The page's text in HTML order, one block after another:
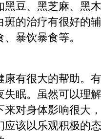
黑豆、黑芝麻、黑
斑的治疗有很好的
暴饮暴食等。
有很大的帮助。有
失眠。虽然可以理
来对身体影响很大
应该以乐观积极的